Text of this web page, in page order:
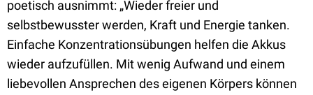
poetisch ausnimmt: „Wieder freier und
selbstbewusster werden, Kraft und Energie tanken.
Einfache Konzentrationsübungen helfen die Akkus
wieder aufzufüllen. Mit wenig Aufwand und einem
liebevollen Ansprechen des eigenen Körpers können